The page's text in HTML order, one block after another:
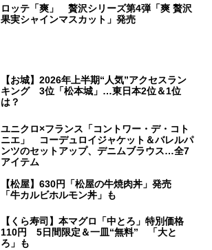
ロッテ「爽」 贅沢シリーズ第4弾「爽 贅沢
果実シャインマスカット」発売
【お城】2026年上半期“人気”アクセスラン
キング 3位「松本城」…東日本2位＆1位
は？
ユニクロ×フランス「コントワー・デ・コト
ニエ」 コーデュロイジャケット＆バレルパ
ンツのセットアップ、デニムブラウス…全7
アイテム
【松屋】630円「松屋の牛焼肉丼」発売
「牛カルビホルモン丼」も
【くら寿司】本マグロ「中とろ」特別価格
110円 5日間限定＆一皿“無料” 「大と
ろ」も